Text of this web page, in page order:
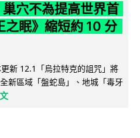
穴不為提高世界首
之眠》縮短約 10 分
新 12.1「烏拉特克的詛咒」將
新區域「盤蛇島」、地城「毒牙